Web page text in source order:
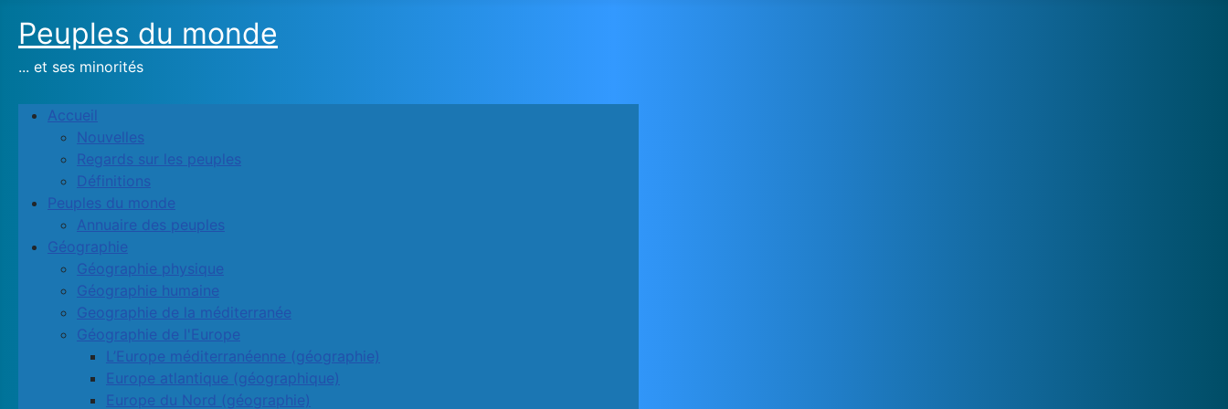
Peuples du monde
... et ses minorités
Accueil
Nouvelles
Regards sur les peuples
Définitions
Peuples du monde
Annuaire des peuples
Géographie
Géographie physique
Géographie humaine
Geographie de la méditerranée
Géographie de l'Europe
L’Europe méditerranéenne (géographie)
Europe atlantique (géographique)
Europe du Nord (géographie)